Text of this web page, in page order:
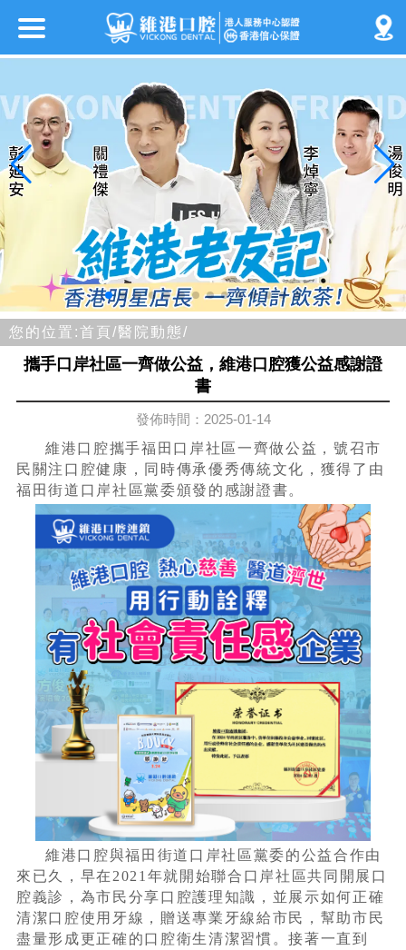
您的位置:首頁/醫院動態/
攜手口岸社區一齊做公益，維港口腔獲公益感謝證
書
發佈時間：2025-01-14
維港口腔攜手福田口岸社區一齊做公益，號召市
民關注口腔健康，同時傳承優秀傳統文化，獲得了由
福田街道口岸社區黨委頒發的感謝證書。
維港口腔與福田街道口岸社區黨委的公益合作由
來已久，早在2021年就開始聯合口岸社區共同開展口
腔義診，為市民分享口腔護理知識，並展示如何正確
清潔口腔使用牙線，贈送專業牙線給市民，幫助市民
盡量形成更正確的口腔衛生清潔習慣。接著一直到